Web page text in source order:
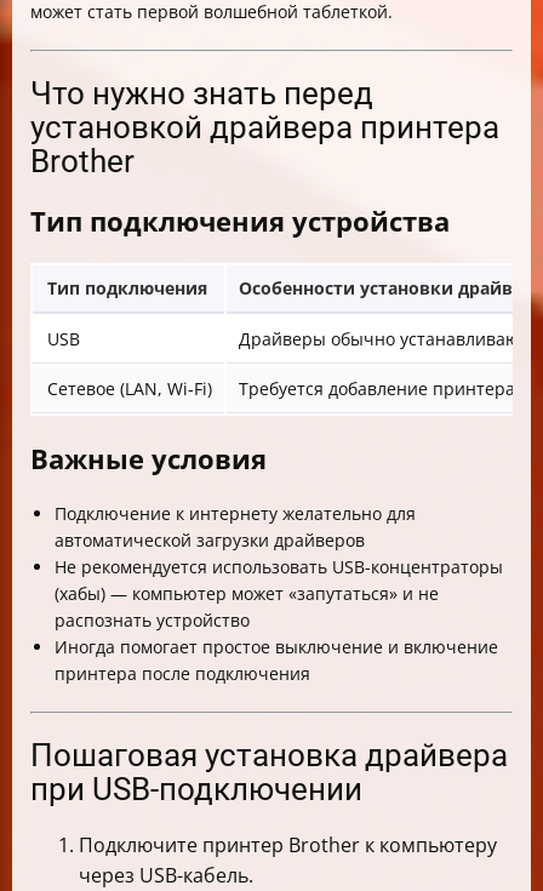
может стать первой волшебной таблеткой.
Что нужно знать перед
установкой драйвера принтера
Brother
Тип подключения устройства
Тип подключения Особенности установки драйвера
USB Драйверы обычно
Сетевое (LAN, Wi-Fi) Требуется добавление принтера
Важные условия
Подключение к интернету желательно для
автоматической загрузки драйверов
Не рекомендуется использовать USB-концентраторы
(хабы) — компьютер может «запутаться» и не
распознать устройство
Иногда помогает простое выключение и включение
принтера после подключения
Пошаговая установка драйвера
при USB-подключении
Подключите принтер Brother к компьютеру
через USB-кабель.